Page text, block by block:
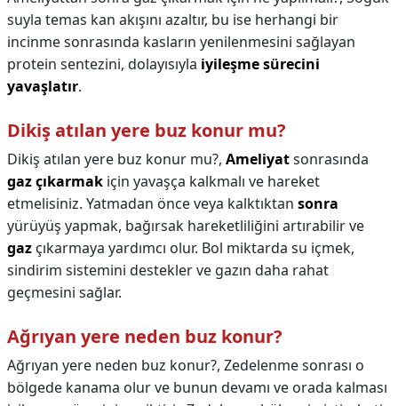
suyla temas kan akışını azaltır, bu ise herhangi bir
incinme sonrasında kasların yenilenmesini sağlayan
protein sentezini, dolayısıyla iyileşme sürecini
yavaşlatır.
Dikiş atılan yere buz konur mu?
Dikiş atılan yere buz konur mu?, Ameliyatsonrasında
gaz çıkarmak için yavaşça kalkmalı ve hareket
etmelisiniz. Yatmadan önce veya kalktıktan sonra
yürüyüş yapmak, bağırsak hareketliliğini artırabilir ve
gaz çıkarmaya yardımcı olur. Bol miktarda su içmek,
sindirim sistemini destekler ve gazın daha rahat
geçmesini sağlar.
Ağrıyan yere neden buz konur?
Ağrıyan yere neden buz konur?, Zedelenme sonrası o
bölgede kanama olur ve bunun devamı ve orada kalması